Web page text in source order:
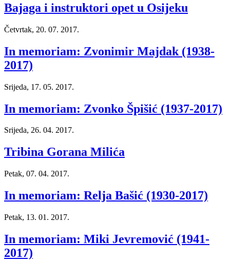
Bajaga i instruktori opet u Osijeku
Četvrtak, 20. 07. 2017.
In memoriam: Zvonimir Majdak (1938-
2017)
Srijeda, 17. 05. 2017.
In memoriam: Zvonko Špišić (1937-2017)
Srijeda, 26. 04. 2017.
Tribina Gorana Milića
Petak, 07. 04. 2017.
In memoriam: Relja Bašić (1930-2017)
Petak, 13. 01. 2017.
In memoriam: Miki Jevremović (1941-
2017)